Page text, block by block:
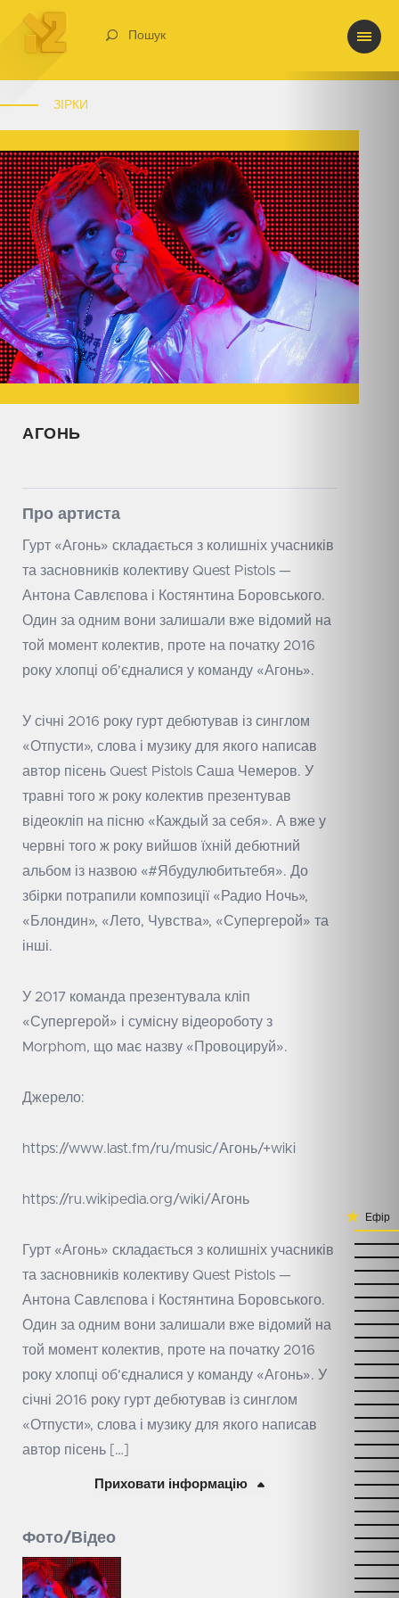
Пошук
ЗІРКИ
АГОНЬ
Про артиста
Гурт «Агонь» складається з колишніх учасників
та засновників колективу Quest Pistols —
Антона Савлєпова і Костянтина Боровського.
Один за одним вони залишали вже відомий на
той момент колектив, проте на початку 2016
року хлопці об’єдналися у команду «Агонь».
У січні 2016 року гурт дебютував із синглом
«Отпусти», слова і музику для якого написав
автор пісень Quest Pistols Саша Чемеров. У
травні того ж року колектив презентував
відеокліп на пісню «Каждый за себя». А вже у
червні того ж року вийшов їхній дебютний
альбом із назвою «#Ябудулюбитьтебя». До
збірки потрапили композиції «Радио Ночь»,
«Блондин», «Лето, Чувства», «Супергерой» та
інші.
У 2017 команда презентувала кліп
«Супергерой» і сумісну відеороботу з
Morphom, що має назву «Провоцируй».
Джерело:
https://www.last.fm/ru/music/Агонь/+wiki
https://ru.wikipedia.org/wiki/Агонь
Гурт «Агонь» складається з колишніх учасників
та засновників колективу Quest Pistols —
Антона Савлєпова і Костянтина Боровського.
Один за одним вони залишали вже відомий на
той момент колектив, проте на початку 2016
року хлопці об’єдналися у команду «Агонь». У
січні 2016 року гурт дебютував із синглом
«Отпусти», слова і музику для якого написав
автор пісень […]
Приховати інформацію
Фото/Відео
Ефір